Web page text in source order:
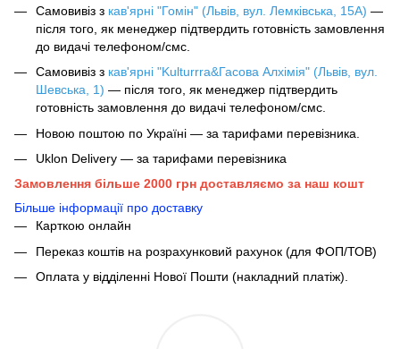
Самовивіз з кав'ярні "Гомін" (Львів, вул. Лемківська, 15А) —
після того, як менеджер підтвердить готовність замовлення
до видачі телефоном/смс.
Самовивіз з кав'ярні "Kulturrra&Гасова Алхімія" (Львів, вул.
Шевська, 1) — після того, як менеджер підтвердить
готовність замовлення до видачі телефоном/смс.
Новою поштою по Україні — за тарифами перевізника.
Uklon Delivery — за тарифами перевізника
Замовлення більше 2000 грн доставляємо за наш кошт
Більше інформації про доставку
Карткою онлайн
Переказ коштів на розрахунковий рахунок (для ФОП/ТОВ)
Оплата у відділенні Нової Пошти (накладний платіж).